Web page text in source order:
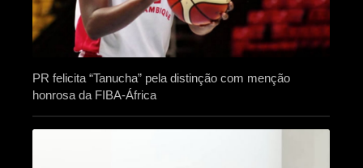
PR felicita “Tanucha” pela distinção com menção
honrosa da FIBA-África